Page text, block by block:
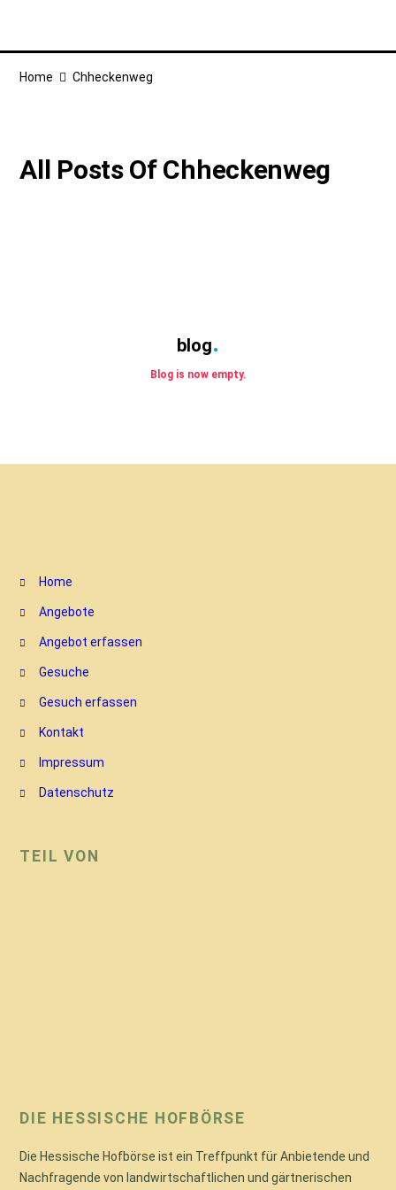
Home Chheckenweg
All Posts Of Chheckenweg
blog
Blog is now empty.
Home
Angebote
Angebot erfassen
Gesuche
Gesuch erfassen
Kontakt
Impressum
Datenschutz
TEIL VON
DIE HESSISCHE HOFBÖRSE
Die Hessische Hofbörse ist ein Treffpunkt für Anbietende und
Nachfragende von landwirtschaftlichen und gärtnerischen